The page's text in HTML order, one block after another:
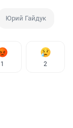
Юрий Гайдук
1 2